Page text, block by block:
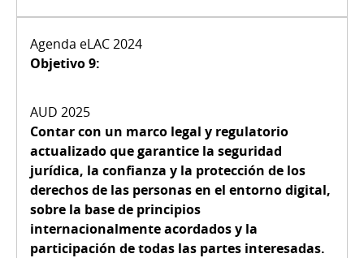
Objetivo 9:
Contar con un marco legal y regulatorio
actualizado que garantice la seguridad
jurídica, la confianza y la protección de los
derechos de las personas en el entorno digital,
sobre la base de principios
internacionalmente acordados y la
participación de todas las partes interesadas.